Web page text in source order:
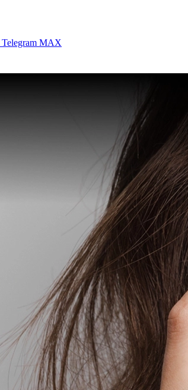
Telegram MAX